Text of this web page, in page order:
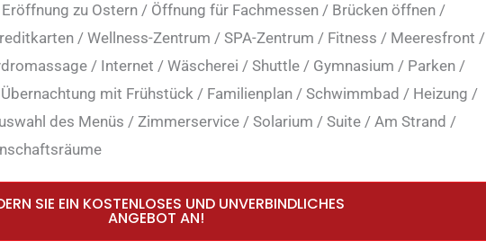
Eröffnung zu Ostern / Öffnung für Fachmessen / Brücken öffnen /
/ Wellness-Zentrum / SPA-Zentrum / Fitness / Meeresfront /
/ Internet / Wäscherei / Shuttle / Gymnasium / Parken /
Übernachtung mit Frühstück / Familienplan / Schwimmbad / Heizung /
des Menüs / Zimmerservice / Solarium / Suite / Am Strand /
SIE EIN KOSTENLOSES UND UNVERBINDLICHES
ANGEBOT AN!